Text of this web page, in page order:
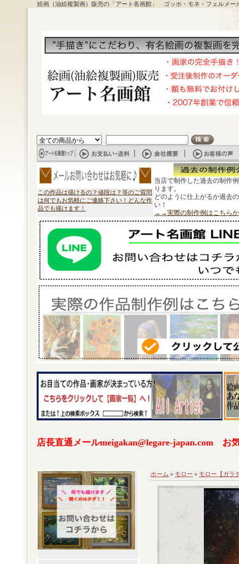
絵画（油絵複製画）販売の「アート名画館」 ゴッホ・モネ・フェルメ
この作品は描けるの？値段は？等のご質問
は何でもお気軽にご連絡下さい！どんな作
品でも描けます！
当店で制作した過去の制作
ります。
どのように仕上がるか過去
い！
→→実際の制作例はこちらか
店長直通メールmeigakan@legare-japan.com お
ホーム » モロー » モロー【ガラ